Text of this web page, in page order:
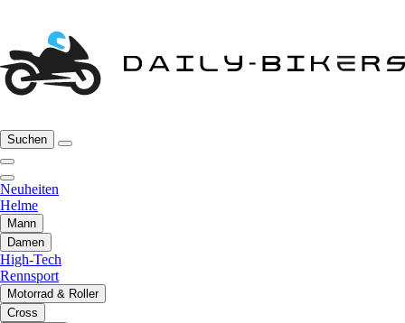
Suchen
Neuheiten
Helme
Mann
Damen
High-Tech
Rennsport
Motorrad & Roller
Cross